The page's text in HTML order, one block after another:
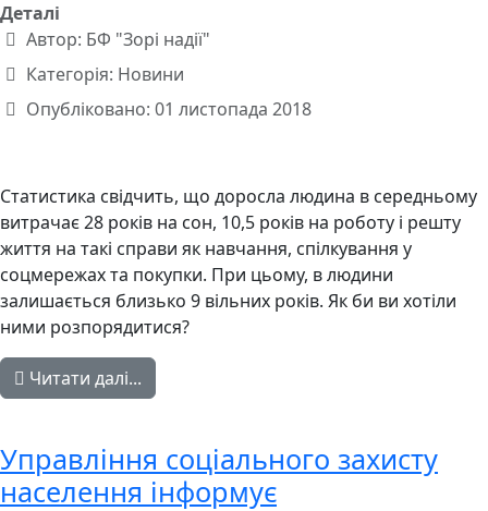
Деталі
Автор: БФ "Зорі надії"
Категорія: Новини
Опубліковано: 01 листопада 2018
Статистика свідчить, що доросла людина в середньому
витрачає 28 років на сон, 10,5 років на роботу і решту
життя на такі справи як навчання, спілкування у
соцмережах та покупки. При цьому, в людини
залишається близько 9 вільних років. Як би ви хотіли
ними розпорядитися?
Читати далі...
Управління соціального захисту
населення інформує